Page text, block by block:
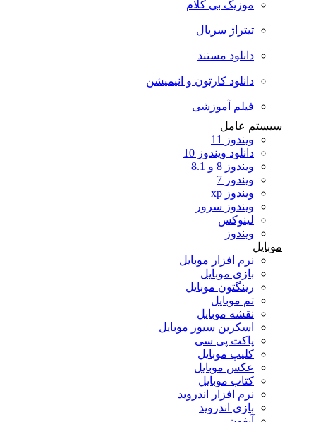
موزیک بی کلام
تیتراژ سریال
دانلود مستند
دانلود کارتون و انیمیشن
فیلم آموزشی
سیستم عامل
ویندوز 11
دانلود ویندوز 10
ویندوز 8 و 8.1
ویندوز 7
ویندوز xp
ویندوز سرور
لینوکس
ویندوز
موبایل
نرم افزار موبایل
بازی موبایل
رینگتون موبایل
تم موبایل
نقشه موبایل
اسکرین سیور موبایل
پاکت پی سی
کلیپ موبایل
عکس موبایل
کتاب موبایل
نرم افزار اندروید
بازی اندروید